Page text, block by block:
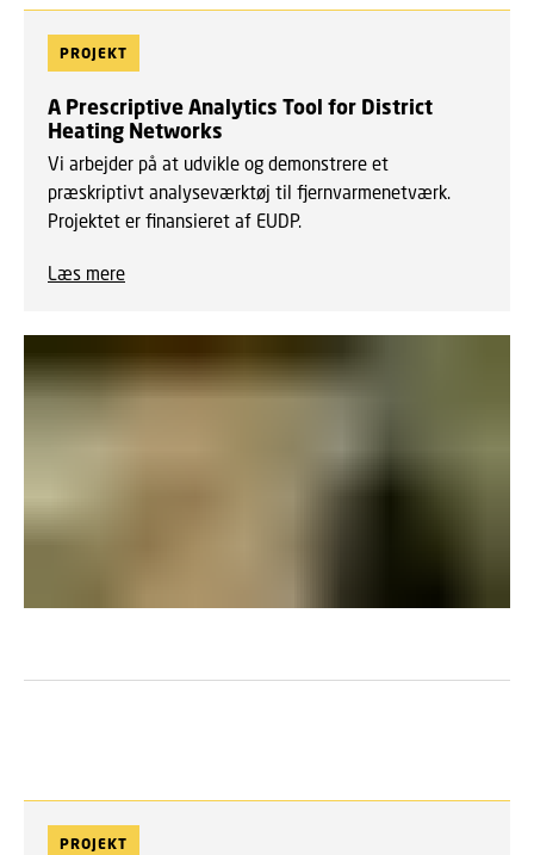
PROJEKT
A Prescriptive Analytics Tool for District
Heating Networks
Vi arbejder på at udvikle og demonstrere et
præskriptivt analyseværktøj til fjernvarmenetværk.
Projektet er finansieret af EUDP.
Læs mere
PROJEKT